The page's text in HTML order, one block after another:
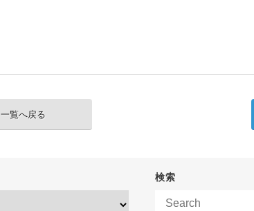
一覧へ戻る
検索